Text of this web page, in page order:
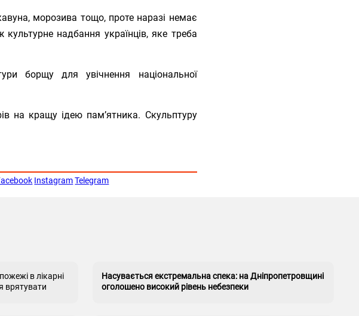
морозива тощо, проте наразі немає
надбання українців, яке треба
борщу для увічнення національної
на кращу ідею пам’ятника. Скульптуру
Instagram Telegram
в лікарні
врятувати
Насувається екстремальна спека: на Дніпропетровщині
оголошено високий рівень небезпеки